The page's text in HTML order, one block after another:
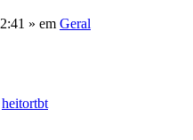
» em Geral
heitortbt